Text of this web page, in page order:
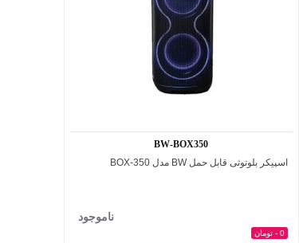
اضافه به مقایسه
BW-BOX350
اسپیکر بلوتوثی قابل حمل BW مدل BOX-350
ناموجود
0 - تومان